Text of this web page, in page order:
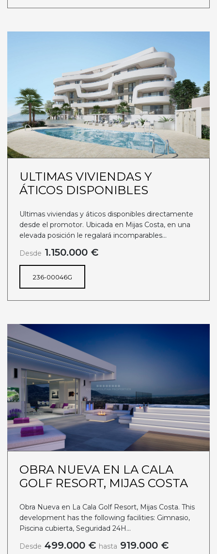
ULTIMAS VIVIENDAS Y
ÁTICOS DISPONIBLES
Ultimas viviendas y áticos disponibles directamente
desde el promotor. Ubicada en Mijas Costa, en una
elevada posición le regalará incomparables...
Desde 1.150.000 €
236-00046G
OBRA NUEVA EN LA CALA
GOLF RESORT, MIJAS COSTA
Obra Nueva en La Cala Golf Resort, Mijas Costa. This
development has the following facilities: Gimnasio,
Piscina cubierta, Seguridad 24H...
Desde 499.000 € hasta 919.000 €